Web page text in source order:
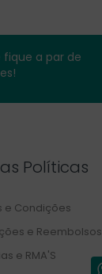
a par de
Políticas
e Condições
e Reembolsos
e RMA'S